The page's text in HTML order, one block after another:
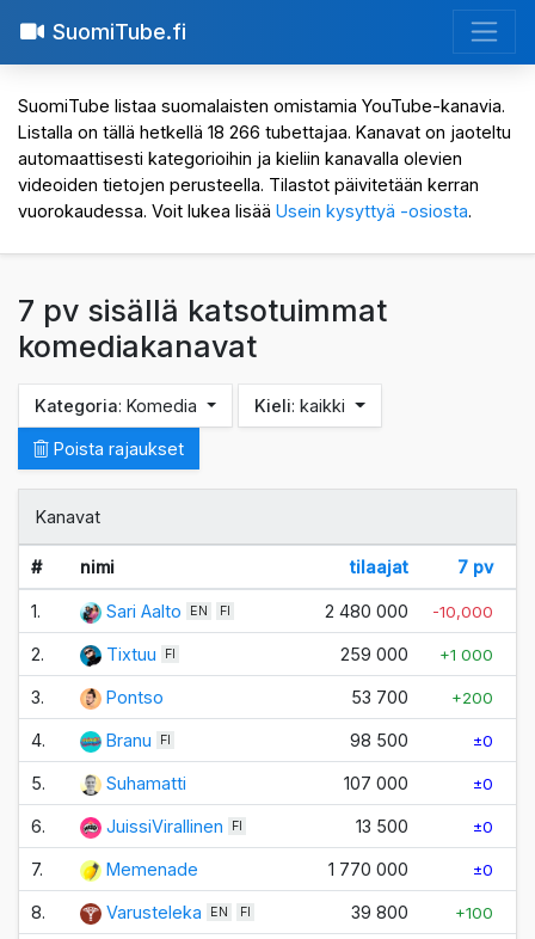
SuomiTube.fi
SuomiTube listaa suomalaisten omistamia YouTube-kanavia.
Listalla on tällä hetkellä 18 266 tubettajaa. Kanavat on jaoteltu
automaattisesti kategorioihin ja kieliin kanavalla olevien
videoiden tietojen perusteella. Tilastot päivitetään kerran
vuorokaudessa. Voit lukea lisää Usein kysyttyä -osiosta.
7 pv sisällä katsotuimmat
komediakanavat
Kategoria: Komedia Kieli: kaikki
Poista rajaukset
Kanavat
# nimi tilaajat 7 pv
1. Sari Aalto EN FI 2 480 000 -10,000
2. Tixtuu FI 259 000 +1 000
3. Pontso 53 700 +200
4. Branu FI 98 500 ±0
5. Suhamatti 107 000 ±0
6. JuissiVirallinen FI 13 500 ±0
7. Memenade 1 770 000 ±0
8. Varusteleka EN FI 39 800 +100